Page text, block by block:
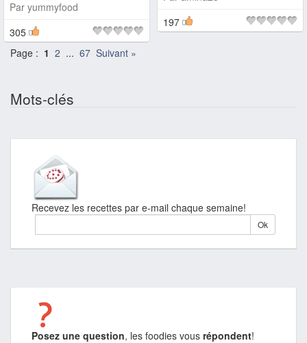
Par yummyfood
305
197
Page : 1 2 ... 67 Suivant »
Mots-clés
Recevez les recettes par e-mail chaque semaine!
Posez une question, les foodies vous répondent!